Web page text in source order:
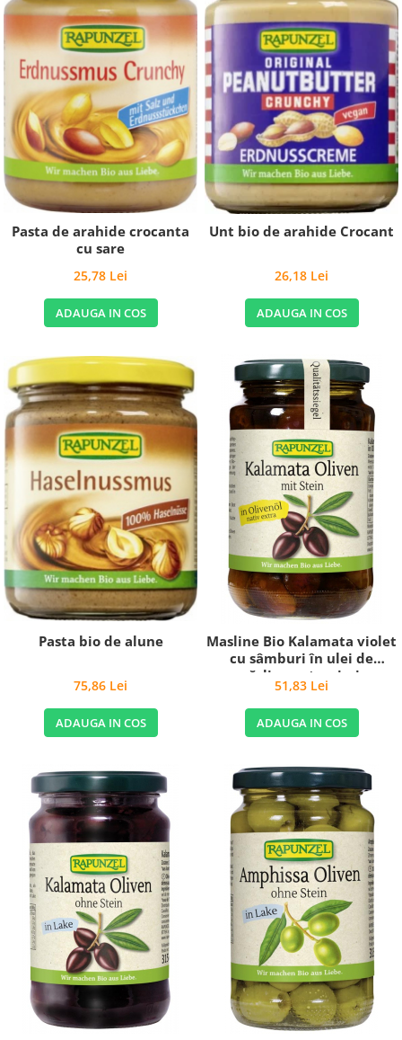
Pasta de arahide crocanta
cu sare
25,78 Lei
ADAUGA IN COS
Unt bio de arahide Crocant
26,18 Lei
ADAUGA IN COS
Pasta bio de alune
75,86 Lei
ADAUGA IN COS
Masline Bio Kalamata violet
cu sâmburi în ulei de
măsline extravirgin
51,83 Lei
ADAUGA IN COS